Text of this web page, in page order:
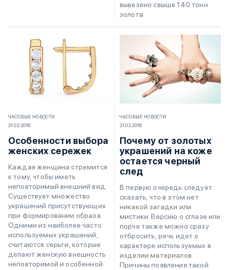
вывезено свыше 140 тонн
золота.
ЧАСОВЫЕ НОВОСТИ
21.02.2018
Особенности выбора
женских сережек
Каждая женщина стремится
к тому, чтобы иметь
неповторимый внешний вид.
Существует множество
украшений присутствующих
при формировании образа.
Одними из наиболее часто
используемых украшений,
считаются серьги, которые
делают женскую внешность
неповторимой и особенной.
ЧАСОВЫЕ НОВОСТИ
21.02.2018
Почему от золотых
украшений на коже
остается черный
след
В первую очередь следует
сказать, что в этом нет
никакой загадки или
мистики. Версию о сглазе или
порче также можно сразу
отбросить, речь идет о
характере используемых в
изделии материалов.
Причины появления такой